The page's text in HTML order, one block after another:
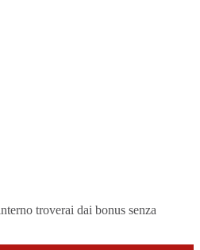
troverai dai bonus senza